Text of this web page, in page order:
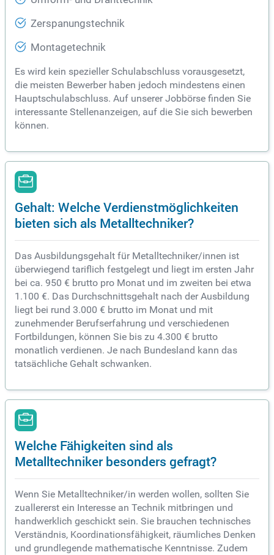
Zerspanungstechnik
Montagetechnik
Es wird kein spezieller Schulabschluss vorausgesetzt,
die meisten Bewerber haben jedoch mindestens einen
Hauptschulabschluss. Auf unserer Jobbörse finden Sie
interessante Stellenanzeigen, auf die Sie sich bewerben
können.
Gehalt: Welche Verdienstmöglichkeiten
bieten sich als Metalltechniker?
Das Ausbildungsgehalt für Metalltechniker/innen ist
überwiegend tariflich festgelegt und liegt im ersten Jahr
bei ca. 950 € brutto pro Monat und im zweiten bei etwa
1.100 €. Das Durchschnittsgehalt nach der Ausbildung
liegt bei rund 3.000 € brutto im Monat und mit
zunehmender Berufserfahrung und verschiedenen
Fortbildungen, können Sie bis zu 4.300 € brutto
monatlich verdienen. Je nach Bundesland kann das
tatsächliche Gehalt schwanken.
Welche Fähigkeiten sind als
Metalltechniker besonders gefragt?
Wenn Sie Metalltechniker/in werden wollen, sollten Sie
zuallererst ein Interesse an Technik mitbringen und
handwerklich geschickt sein. Sie brauchen technisches
Verständnis, Koordinationsfähigkeit, räumliches Denken
und grundlegende mathematische Kenntnisse. Zudem